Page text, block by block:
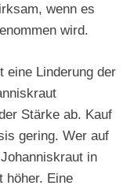
wenn es
wird.
eine Linderung der
Stärke ab. Kauf
gering. Wer auf
in
höher. Eine